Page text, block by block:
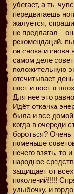
убегает, а ты
передвигаешь
жалуется,
не предлагал –
рекомендаций,
он снова и снова
самом деле
положительную
отсчитывает
ноет и ноет о
Для неё это
Идёт откачка
была и все
когда в очереди
бороться? Очень
поменьше
нечего взять,
народное
защищает от
поколений!!!!!
улыбочку, и